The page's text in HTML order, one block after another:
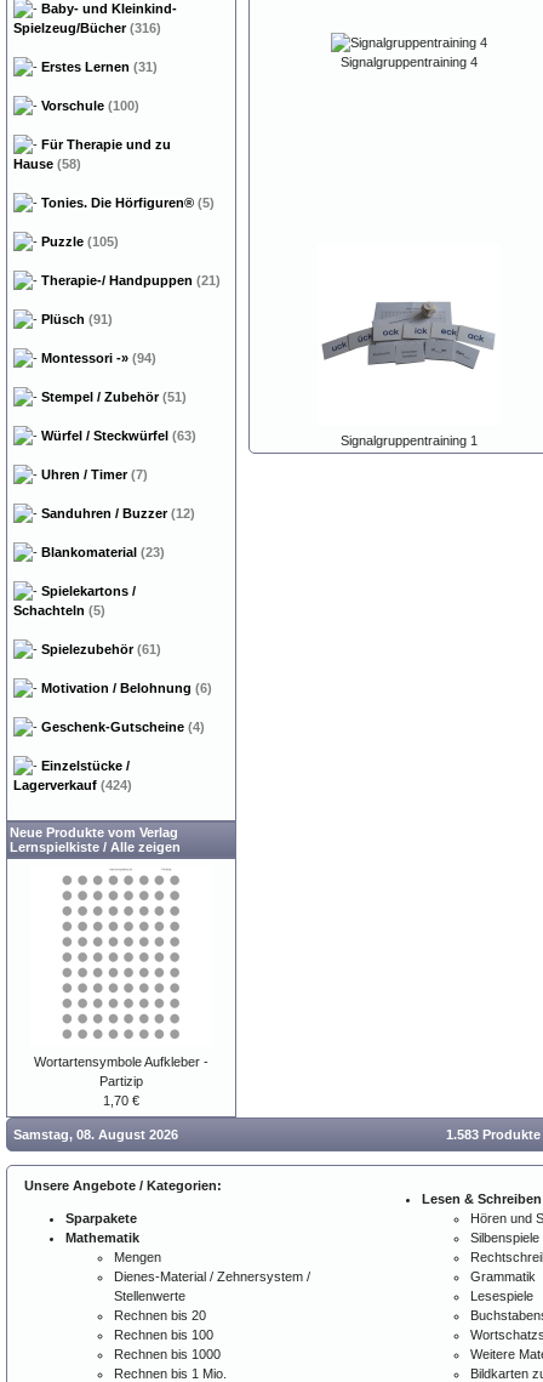
Signalgruppentraining 4
Signalgruppentraining 1
Baby- und Kleinkind-
Spielzeug/Bücher(316)
Erstes Lernen (31)
Vorschule (100)
Für Therapie und zu
Hause (58)
Tonies. Die Hörfiguren® (5)
Puzzle (105)
Therapie-/ Handpuppen (21)
Plüsch (91)
Montessori -» (94)
Stempel / Zubehör(51)
Würfel / Steckwürfel (63)
Uhren / Timer(7)
Sanduhren / Buzzer(12)
Blankomaterial (23)
Spielekartons /
Schachteln (5)
Spielezubehör(61)
Motivation / Belohnung (6)
Geschenk-Gutscheine (4)
Einzelstücke /
Lagerverkauf (424)
Neue Produkte vom Verlag
Lernspielkiste / Alle zeigen
Wortartensymbole Aufkleber -
Partizip
1,70 €
Samstag, 08. August 2026 1.583
Unsere Angebote / Kategorien:
Sparpakete
Mathematik
Mengen
Dienes-Material / Zehnersystem /
Stellenwerte
Rechnen bis 20
Rechnen bis 100
Rechnen bis 1000
Rechnen bis 1 Mio.
Lesen & Schreiben
Hören und
Silbenspiele
Grammatik
Lesespiele
Weitere
Bildkarten